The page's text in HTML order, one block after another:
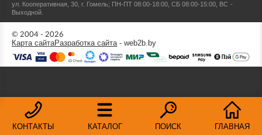
КОНТАКТЫ КАТАЛОГ ПОИСК ГЛАВНАЯ
ул. Кооперативная, 30, г. Гомель; ПН-ПТ 08:00-18:00, СБ 08:00-15:00, ВС -
Выходной.
© 2004 - 2026
Карта сайтаРазработка сайта- web2b.by